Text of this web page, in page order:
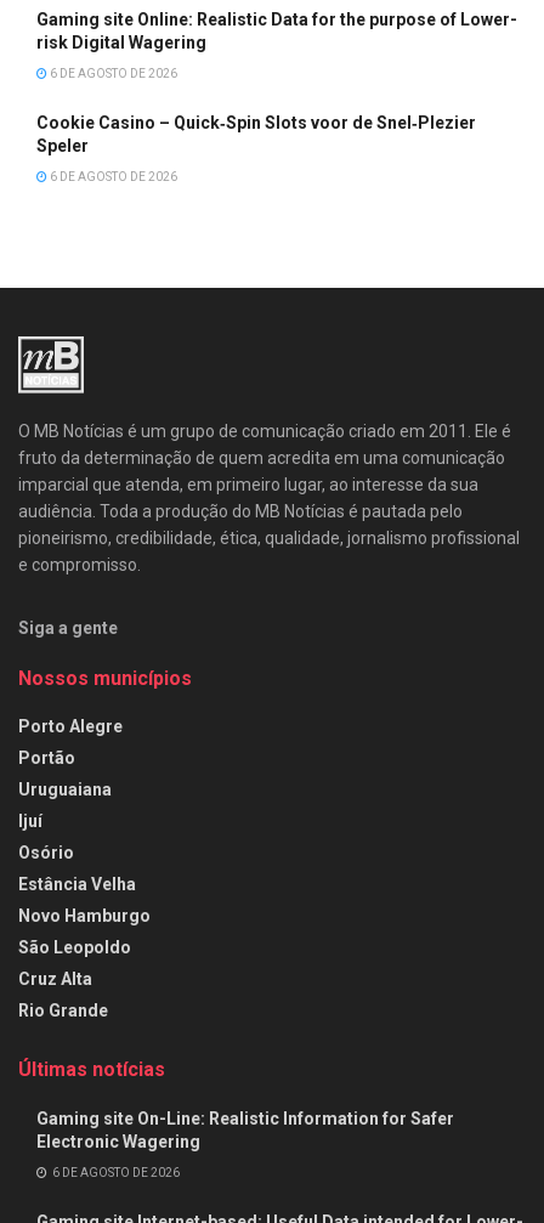
Gaming site Online: Realistic Data for the purpose of Lower-
risk Digital Wagering
6 DE AGOSTO DE 2026
Cookie Casino – Quick‑Spin Slots voor de Snel‑Plezier
Speler
6 DE AGOSTO DE 2026
O MB Notícias é um grupo de comunicação criado em 2011. Ele é
fruto da determinação de quem acredita em uma comunicação
imparcial que atenda, em primeiro lugar, ao interesse da sua
audiência. Toda a produção do MB Notícias é pautada pelo
pioneirismo, credibilidade, ética, qualidade, jornalismo profissional
e compromisso.
Siga a gente
Nossos municípios
Porto Alegre
Portão
Uruguaiana
Ijuí
Osório
Estância Velha
Novo Hamburgo
São Leopoldo
Cruz Alta
Rio Grande
Últimas notícias
Gaming site On-Line: Realistic Information for Safer
Electronic Wagering
6 DE AGOSTO DE 2026